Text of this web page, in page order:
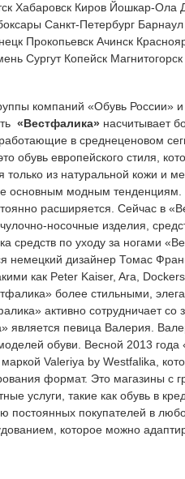
Хабаровск Киров Йошкар-Ола
Санкт-Петербург Барнаул
Прокопьевск Ачинск
Сургут Копейск Магнитогорск
компаний «Обувь России»
«Вестфалика» насчитывает
в среднеценовом
обувь европейского стиля,
только из натуральной кожи и
основным модным
расширяется. Сейчас в
носочные изделия,
средств по уходу за ногами
немецкий дизайнер Томас
как Peter Kaiser, Ara,
более стильными,
активно сотрудничает
является певица Валерия.
обуви. Весной 2013
Valeriya by Westfalika,
формат. Это магазины с
услуги, такие как обувь в
постоянных покупателей в
которое можно